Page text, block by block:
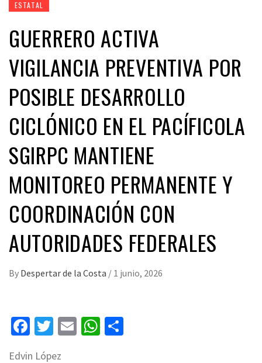
ESTATAL
GUERRERO ACTIVA
VIGILANCIA PREVENTIVA POR
POSIBLE DESARROLLO
CICLÓNICO EN EL PACÍFICOLA
SGIRPC MANTIENE
MONITOREO PERMANENTE Y
COORDINACIÓN CON
AUTORIDADES FEDERALES
By Despertar de la Costa / 1 junio, 2026
Facebook
Twitter
EmailWhatsApp
Edvin López